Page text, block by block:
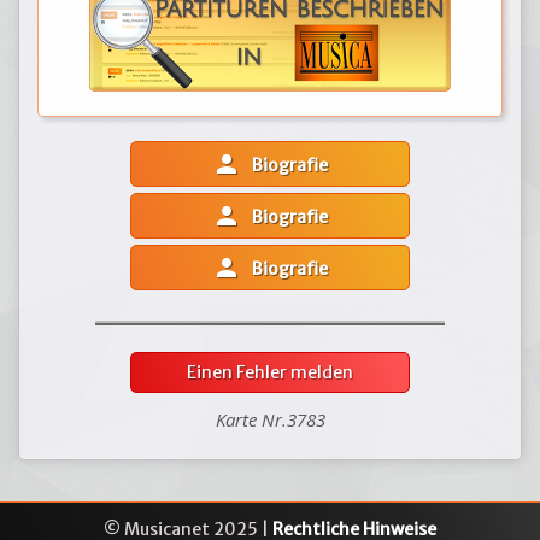
person Biografie
person Biografie
person Biografie
Einen Fehler melden
Karte Nr.3783
© Musicanet 2025 | Rechtliche Hinweise